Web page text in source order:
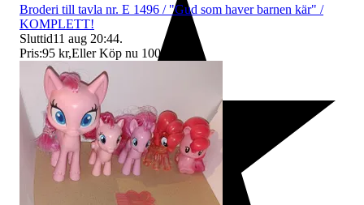
Broderi till tavla nr. E 1496 / "Gud som haver barnen kär" /
KOMPLETT!
Sluttid11 aug 20:44.
Pris:95 kr,Eller Köp nu 100 kr